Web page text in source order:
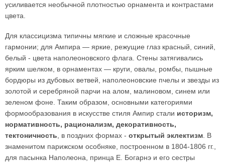
усиливается необычной плотностью орнамента и контрастами
цвета.
Для классицизма типичны мягкие и сложные красочные
гармонии; для Ампира — яркие, режущие глаз красный, синий,
белый - цвета наполеоновского флага. Стены затягивались
ярким шелком, в орнаментах — круги, овалы, ромбы, пышные
бордюры из дубовых ветвей, наполеоновские пчелы и звезды из
золотой и серебряной парчи на алом, малиновом, синем или
зеленом фоне. Таким образом, основными категориями
формообразования в искусстве стиля Ампир стали историзм,
нормативность, рационализм, декоративность,
тектоничность , в поздних формах - открытый эклектизм . В
знаменитом парижском особняке, построенном в 1804-1806 гг.,
для пасынка Наполеона, принца Е. Богарнэ и его сестры